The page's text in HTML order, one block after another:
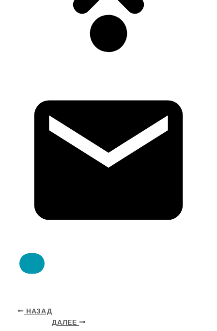
НАЗАД
ДАЛЕЕ